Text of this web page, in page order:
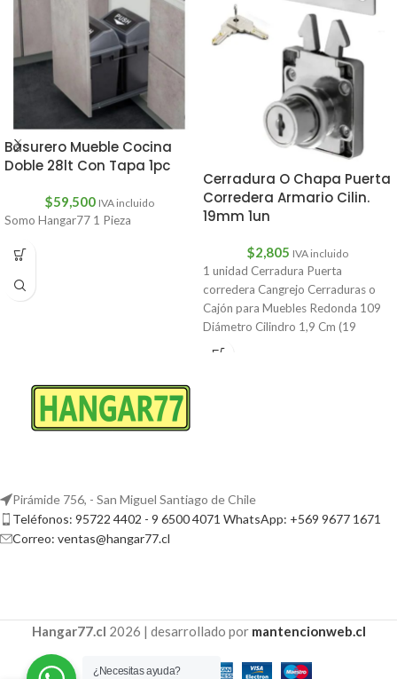
Basurero Mueble Cocina
Doble 28lt Con Tapa 1pc
$59,500 IVA incluido
Somo Hangar77 1 Pieza
Cerradura O Chapa Puerta
Corredera Armario Cilin.
19mm 1un
$2,805 IVA incluido
1 unidad Cerradura Puerta
corredera Cangrejo Cerraduras o
Cajón para Muebles Redonda 109
Diámetro Cilindro 1,9 Cm (19
mm)Largo del
Pirámide 756, - San Miguel Santiago de Chile
Teléfonos: 95722 4402 - 9 6500 4071 WhatsApp: +569 9677 1671
Correo: ventas@hangar77.cl
Hangar77.cl 2026 | desarrollado por mantencionweb.cl
¿Necesitas ayuda?